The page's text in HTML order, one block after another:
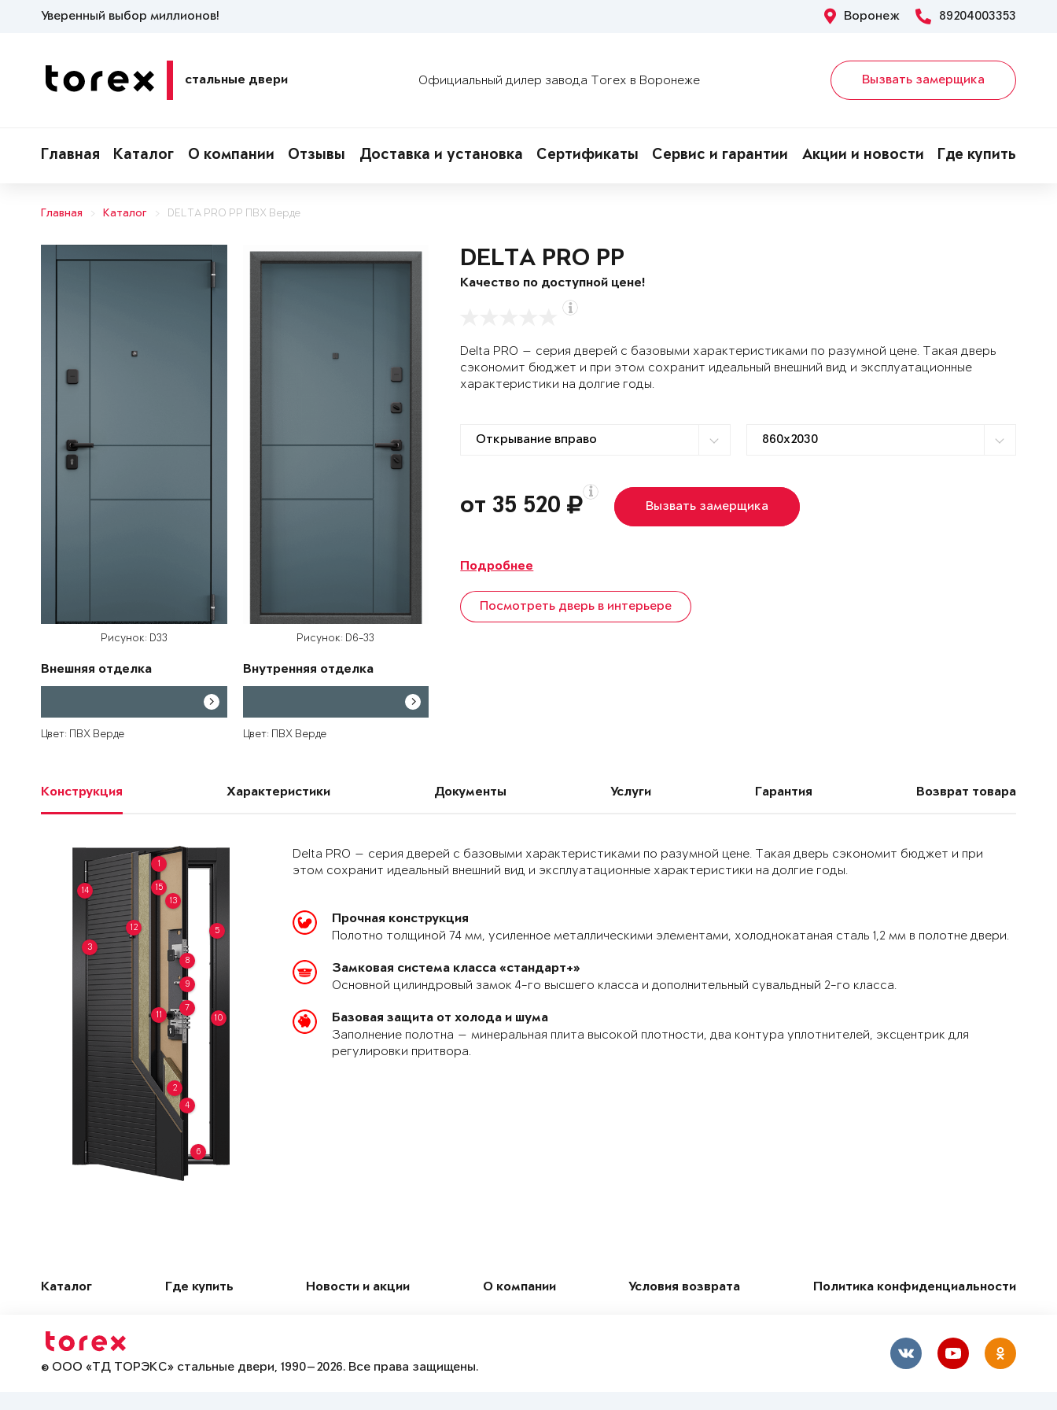
Уверенный выбор миллионов! Воронеж 89204003353
стальные двери Официальный дилер завода Torex в Воронеже Вызвать замерщика
Главная Каталог О компании Отзывы Доставка и установка Сертификаты Сервис и гарантии Акции и новости Где купить
Главная Каталог DELTA PRO PP ПВХ Верде
Рисунок: D33
Внешняя отделка
Цвет: ПВХ Верде
Рисунок: D6-33
Внутренняя отделка
Цвет: ПВХ Верде
DELTA PRO PP
Качество по доступной цене!
Delta PRO — серия дверей с базовыми характеристиками по разумной цене. Такая дверь
сэкономит бюджет и при этом сохранит идеальный внешний вид и эксплуатационные
характеристики на долгие годы.
от 35 520 Вызвать замерщика
Подробнее
Посмотреть дверь в интерьере
Конструкция Характеристики Документы Услуги Гарантия Возврат товара
1
2
3
4
5
6
7
8
9
10
11
12
13
14 15
Delta PRO — серия дверей с базовыми характеристиками по разумной цене. Такая дверь сэкономит бюджет и при
этом сохранит идеальный внешний вид и эксплуатационные характеристики на долгие годы.
Прочная конструкция
Полотно толщиной 74 мм, усиленное металлическими элементами, холоднокатаная сталь 1,2 мм в полотне двери.
Замковая система класса «стандарт+»
Основной цилиндровый замок 4-го высшего класса и дополнительный сувальдный 2-го класса.
Базовая защита от холода и шума
Заполнение полотна — минеральная плита высокой плотности, два контура уплотнителей, эксцентрик для
регулировки притвора.
Каталог Где купить Новости и акции О компании Условия возврата Политика конфиденциальности
© ООО «ТД ТОРЭКС» стальные двери, 1990—2026. Все права защищены.